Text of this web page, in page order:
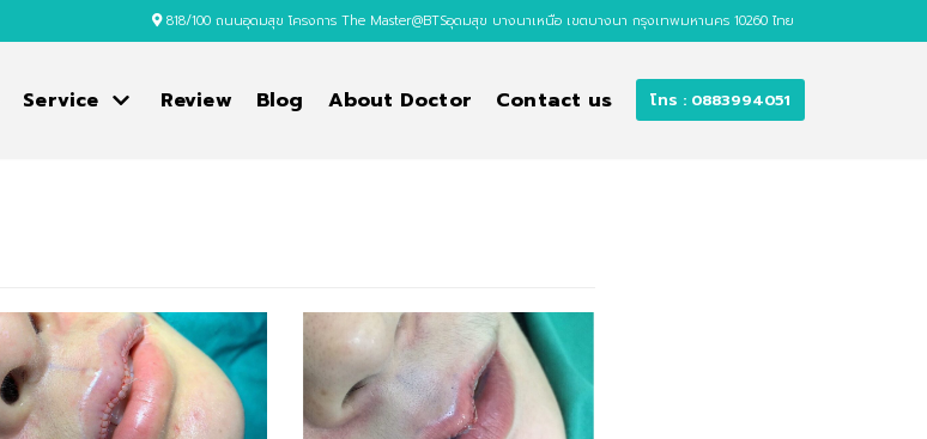
818/100 ถนนอุดมสุข โครงการ The Master@BTSอุดมสุข บางนาเหนือ เขตบางนา กรุงเทพมหานคร 10260 ไทย
Service Review Blog About Doctor Contact us โทร : 0883994051